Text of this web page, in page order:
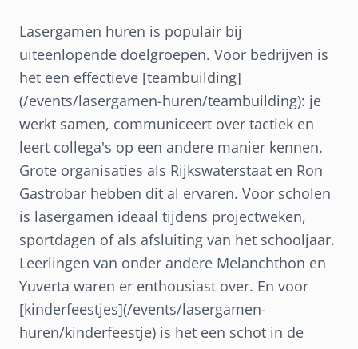
Lasergamen huren is populair bij
uiteenlopende doelgroepen. Voor bedrijven is
het een effectieve [teambuilding]
(/events/lasergamen-huren/teambuilding): je
werkt samen, communiceert over tactiek en
leert collega's op een andere manier kennen.
Grote organisaties als Rijkswaterstaat en Ron
Gastrobar hebben dit al ervaren. Voor scholen
is lasergamen ideaal tijdens projectweken,
sportdagen of als afsluiting van het schooljaar.
Leerlingen van onder andere Melanchthon en
Yuverta waren er enthousiast over. En voor
[kinderfeestjes](/events/lasergamen-
huren/kinderfeestje) is het een schot in de